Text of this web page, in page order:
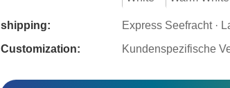
shipping:
Express Seefracht ·
Customization:
Kundenspezifische